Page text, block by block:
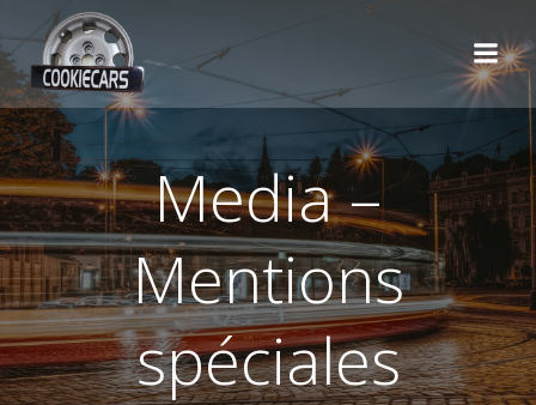
Media –
Mentions
spéciales